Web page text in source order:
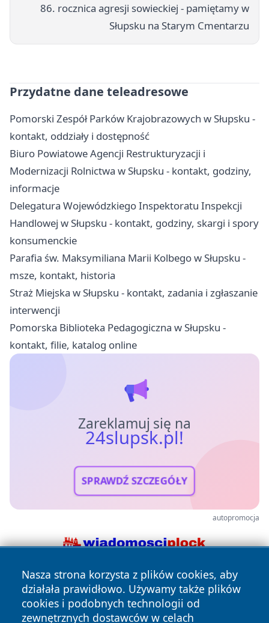
86. rocznica agresji sowieckiej - pamiętamy w
Słupsku na Starym Cmentarzu
Przydatne dane teleadresowe
Pomorski Zespół Parków Krajobrazowych w Słupsku -
kontakt, oddziały i dostępność
Biuro Powiatowe Agencji Restrukturyzacji i
Modernizacji Rolnictwa w Słupsku - kontakt, godziny,
informacje
Delegatura Wojewódzkiego Inspektoratu Inspekcji
Handlowej w Słupsku - kontakt, godziny, skargi i spory
konsumenckie
Parafia św. Maksymiliana Marii Kolbego w Słupsku -
msze, kontakt, historia
Straż Miejska w Słupsku - kontakt, zadania i zgłaszanie
interwencji
Pomorska Biblioteka Pedagogiczna w Słupsku -
kontakt, filie, katalog online
Zareklamuj się na
24slupsk.pl!
SPRAWDŹ SZCZEGÓŁY
autopromocja
Nasza strona korzysta z plików cookies, aby
działała prawidłowo. Używamy także plików
cookies i podobnych technologii od
zewnętrznych dostawców w celach